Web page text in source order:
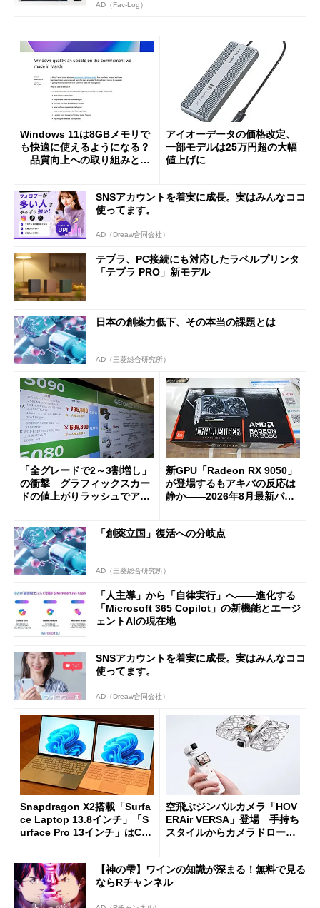
AD（Fav-Log）
Windows 11は8GBメモリで
も快適に使えるようになる？
品質向上への取り組みと
アイオーデータの価格改定、
一部モデルは25万円超の大幅
値上げに
SNSアカウントを着実に成長。実はみんなココ
使ってます。
AD（Dreaw合同会社）
テプラ、PC接続にも対応したラベルプリンタ
「テプラ PRO」新モデル
日本の創薬力低下、その本当の課題とは
AD（三菱総合研究所）
「全グレードで2～3割増し」
の衝撃 グラフィックスカー
ドの値上がりラッシュでアキ
新GPU「Radeon RX 9050」
が登場するもアキバの反応は
静か――2026年8月最新パー
「創薬立国」復活への分岐点
AD（三菱総合研究所）
「人主導」から「自律実行」へ――進化する
「Microsoft 365 Copilot」の新機能とエージ
ェントAIの現在地
SNSアカウントを着実に成長。実はみんなココ
使ってます。
AD（Dreaw合同会社）
Snapdragon X2搭載「Surfa
ce Laptop 13.8インチ」「S
urface Pro 13インチ」はCop
た
空飛ぶジンバルカメラ「HOV
ERAir VERSA」登場 手持ち
スタイルからカメラドローン
【神の雫】ワインの知識が深まる！無料で見る
ならRチャンネル